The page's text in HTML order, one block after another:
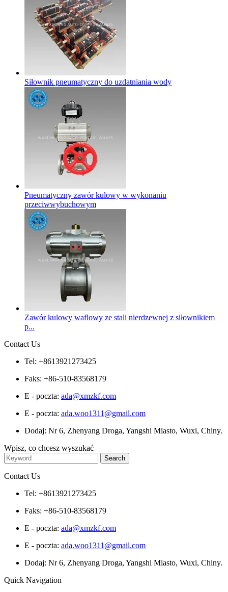
Siłownik pneumatyczny do uzdatniania wody
Pneumatyczny zawór kulowy w wykonaniu
przeciwwybuchowym
Zawór kulowy waflowy ze stali nierdzewnej z siłownikiem
p...
Contact Us
Tel: +8613921273425
Faks: +86-510-83568179
E - poczta: ada@xmzkf.com
E - poczta: ada.woo1311@gmail.com
Dodaj: Nr 6, Zhenyang Droga, Yangshi Miasto, Wuxi, Chiny.
Wpisz, co chcesz wyszukać
Contact Us
Tel: +8613921273425
Faks: +86-510-83568179
E - poczta: ada@xmzkf.com
E - poczta: ada.woo1311@gmail.com
Dodaj: Nr 6, Zhenyang Droga, Yangshi Miasto, Wuxi, Chiny.
Quick Navigation